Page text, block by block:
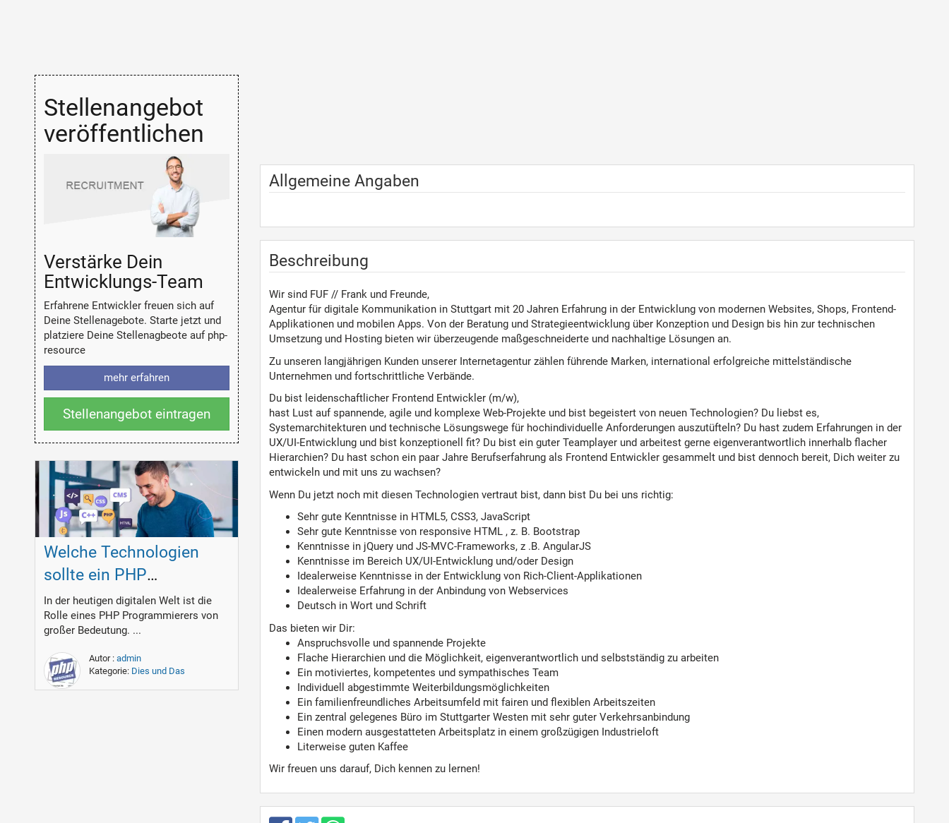
Allgemeine Angaben
Beschreibung
Wir sind FUF // Frank und Freunde,
Agentur für digitale Kommunikation in Stuttgart mit 20 Jahren Erfahrung in der Entwicklung von modernen Websites, Shops, Frontend-
Applikationen und mobilen Apps. Von der Beratung und Strategieentwicklung über Konzeption und Design bis hin zur technischen
Umsetzung und Hosting bieten wir überzeugende maßgeschneiderte und nachhaltige Lösungen an.
Zu unseren langjährigen Kunden unserer Internetagentur zählen führende Marken, international erfolgreiche mittelständische
Unternehmen und fortschrittliche Verbände.
Du bist leidenschaftlicher Frontend Entwickler (m/w),
hast Lust auf spannende, agile und komplexe Web-Projekte und bist begeistert von neuen Technologien? Du liebst es,
Systemarchitekturen und technische Lösungswege für hochindividuelle Anforderungen auszutüfteln? Du hast zudem Erfahrungen in der
UX/UI-Entwicklung und bist konzeptionell fit? Du bist ein guter Teamplayer und arbeitest gerne eigenverantwortlich innerhalb flacher
Hierarchien? Du hast schon ein paar Jahre Berufserfahrung als Frontend Entwickler gesammelt und bist dennoch bereit, Dich weiter zu
entwickeln und mit uns zu wachsen?
Wenn Du jetzt noch mit diesen Technologien vertraut bist, dann bist Du bei uns richtig:
Sehr gute Kenntnisse in HTML5, CSS3, JavaScript
Sehr gute Kenntnisse von responsive HTML , z. B. Bootstrap
Kenntnisse in jQuery und JS-MVC-Frameworks, z .B. AngularJS
Kenntnisse im Bereich UX/UI-Entwicklung und/oder Design
Idealerweise Kenntnisse in der Entwicklung von Rich-Client-Applikationen
Idealerweise Erfahrung in der Anbindung von Webservices
Deutsch in Wort und Schrift
Das bieten wir Dir:
Anspruchsvolle und spannende Projekte
Flache Hierarchien und die Möglichkeit, eigenverantwortlich und selbstständig zu arbeiten
Ein motiviertes, kompetentes und sympathisches Team
Individuell abgestimmte Weiterbildungsmöglichkeiten
Ein familienfreundliches Arbeitsumfeld mit fairen und flexiblen Arbeitszeiten
Ein zentral gelegenes Büro im Stuttgarter Westen mit sehr guter Verkehrsanbindung
Einen modern ausgestatteten Arbeitsplatz in einem großzügigen Industrieloft
Literweise guten Kaffee
Wir freuen uns darauf, Dich kennen zu lernen!
Stellenangebot
veröffentlichen
Verstärke Dein
Entwicklungs-Team
Erfahrene Entwickler freuen sich auf
Deine Stellenagebote. Starte jetzt und
platziere Deine Stellenagbeote auf php-
resource
mehr erfahren
Stellenangebot eintragen
Welche Technologien
sollte ein PHP
Programmierer
beherrschen?
In der heutigen digitalen Welt ist die
Rolle eines PHP Programmierers von
großer Bedeutung. ...
Autor : admin
Kategorie: Dies und Das